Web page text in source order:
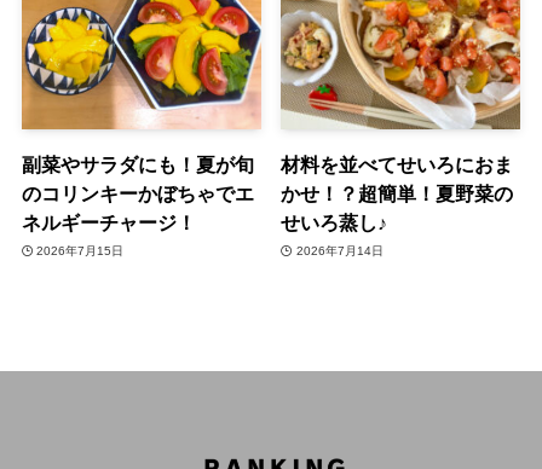
副菜やサラダにも！夏が旬
のコリンキーかぼちゃでエ
ネルギーチャージ！
2026年7月15日
材料を並べてせいろにおま
かせ！？超簡単！夏野菜の
せいろ蒸し♪
2026年7月14日